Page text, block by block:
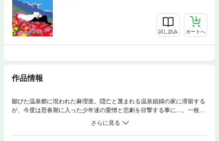
試し読み カートへ
作品情報
鄙びた温泉郷に現われた麻理亜。隠亡と蔑まれる温泉娼婦の家に滞留する
が、今度は思春期に入った少年達の愛憎と悲劇を目撃する事に…。一枚の
切符に運命を託して電車に乗った麻理亜は、小さな漁村で海の匂いがする
男に出会った。生命力に満ち満ちた男との生活。遂に麻里亜に安住の日が
――。収録作「１１ 隠亡哀歌」以下「１２ 少年期」「１３ 雪化粧」